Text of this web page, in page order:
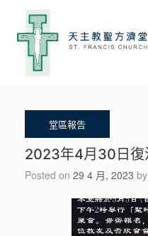
content
2023年4月30日復
Posted on 29 4 月, 2023 by